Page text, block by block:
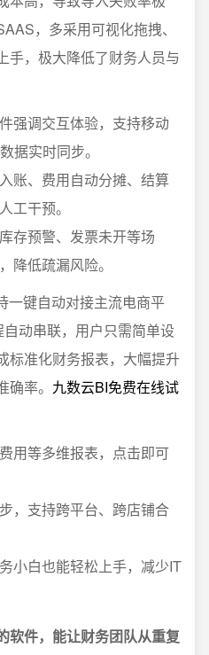
，多采用可视化拖拽、
手，极大降低了财务人员与
强调交互体验，支持移动
据实时同步。
账、费用自动分摊、结算
工干预。
存预警、发票未开等场
降低疏漏风险。
一键自动对接主流电商平
动串联，用户只需简单设
标准化财务报表，大幅提升
率。 九数云BI免费在线试
用等多维报表，点击即可
，支持跨平台、跨店铺合
小白也能轻松上手，减少IT
软件，能让财务团队从重复